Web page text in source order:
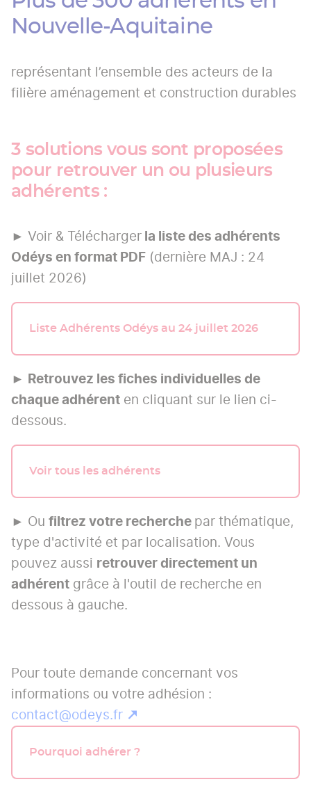
Nouvelle-Aquitaine
représentant l’ensemble des acteurs de la
filière aménagement et construction durables
3 solutions vous sont proposées
pour retrouver un ou plusieurs
adhérents :
► Voir & Téléchargerla liste des adhérents
Odéys en format PDF (dernière MAJ : 24
juillet 2026)
Liste Adhérents Odéys au 24 juillet 2026
► Retrouvez les fiches individuelles de
chaque adhérent en cliquant sur le lien ci-
dessous.
Voir tous les adhérents
► Ou filtrez votre recherchepar thématique,
type d'activité et par localisation. Vous
pouvez aussi retrouver directement un
adhérent grâce à l'outil de recherche en
dessous à gauche.
Pour toute demande concernant vos
informations ou votre adhésion :
contact@odeys.fr
Pourquoi adhérer ?